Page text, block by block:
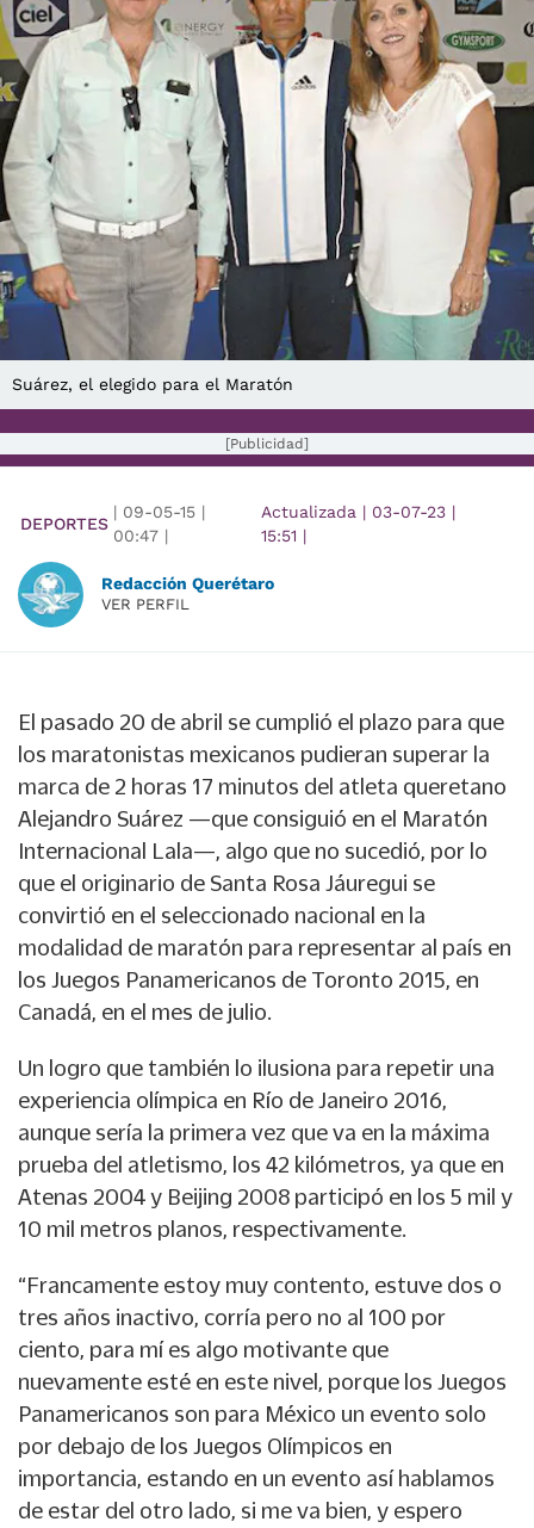
Suárez, el elegido para el Maratón
[Publicidad]
DEPORTES
| 09-05-15 |
00:47 |
Actualizada | 03-07-23 |
15:51 |
Redacción Querétaro
VER PERFIL
El pasado 20 de abril se cumplió el plazo para que
los maratonistas mexicanos pudieran superar la
marca de 2 horas 17 minutos del atleta queretano
Alejandro Suárez —que consiguió en el Maratón
Internacional Lala—, algo que no sucedió, por lo
que el originario de Santa Rosa Jáuregui se
convirtió en el seleccionado nacional en la
modalidad de maratón para representar al país en
los Juegos Panamericanos de Toronto 2015, en
Canadá, en el mes de julio.
Un logro que también lo ilusiona para repetir una
experiencia olímpica en Río de Janeiro 2016,
aunque sería la primera vez que va en la máxima
prueba del atletismo, los 42 kilómetros, ya que en
Atenas 2004 y Beijing 2008 participó en los 5 mil y
10 mil metros planos, respectivamente.
“Francamente estoy muy contento, estuve dos o
tres años inactivo, corría pero no al 100 por
ciento, para mí es algo motivante que
nuevamente esté en este nivel, porque los Juegos
Panamericanos son para México un evento solo
por debajo de los Juegos Olímpicos en
importancia, estando en un evento así hablamos
de estar del otro lado, si me va bien, y espero